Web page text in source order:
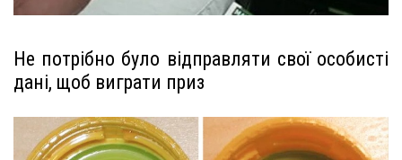
Не потрібно було відправляти свої особисті
дані, щоб виграти приз